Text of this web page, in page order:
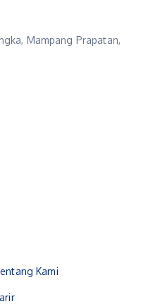
Mampang Prapatan,
Kami